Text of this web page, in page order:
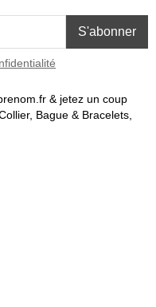
S'abonner
& jetez un coup
Bague & Bracelets,